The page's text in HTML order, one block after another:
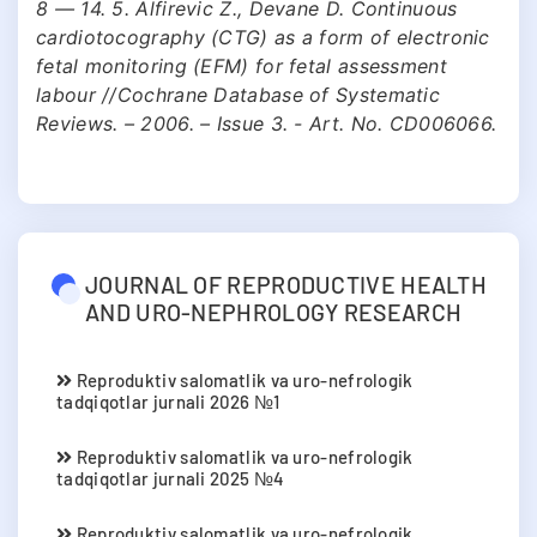
8 — 14. 5. Alfirevic Z., Devane D. Continuous
cardiotocography (CTG) as a form of electronic
fetal monitoring (EFM) for fetal assessment
labour //Cochrane Database of Systematic
Reviews. – 2006. – Issue 3. - Art. No. CD006066.
JOURNAL OF REPRODUCTIVE HEALTH
AND URO-NEPHROLOGY RESEARCH
Reproduktiv salomatlik va uro-nefrologik
tadqiqotlar jurnali 2026 №1
Reproduktiv salomatlik va uro-nefrologik
tadqiqotlar jurnali 2025 №4